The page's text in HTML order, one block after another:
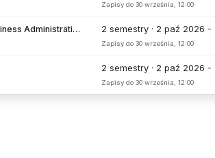
Zapisy do 30 września, 12:00
Executive Master of Business Administration (EMBA) 2 semestry · 2 paź 2026
Zapisy do 30 września, 12:00
2 semestry · 2 paź 2026
Zapisy do 30 września, 12:00